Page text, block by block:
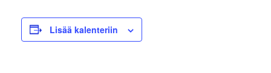
Lisää kalenteriin